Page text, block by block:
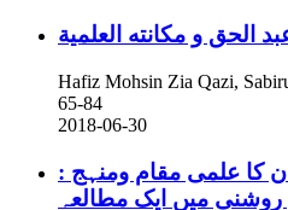
الحق و مكانته العلمية
Hafiz Mohsin Zia Qazi,
65-84
2018-06-30
کا علمی مقام ومنہج :
روشنی میں ایک مطالعہ